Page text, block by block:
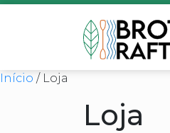
Início / Loja
Loja